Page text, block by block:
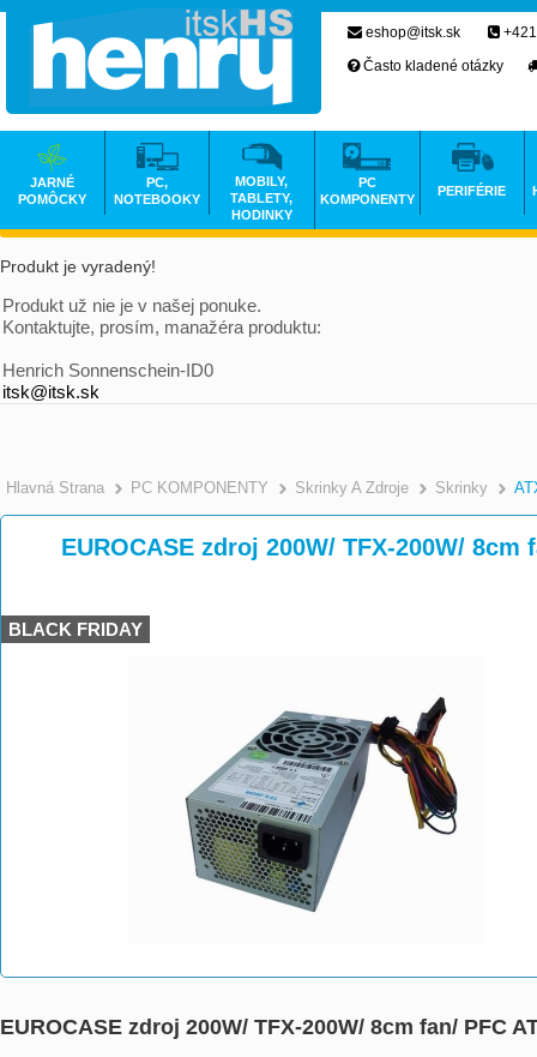
Produkt je vyradený!
Produkt už nie je v našej ponuke.
Kontaktujte, prosím, manažéra produktu:
Henrich Sonnenschein-ID0
itsk@itsk.sk
Hlavná Strana >
PC KOMPONENTY >
Skrinky A Zdroje Skrinky
EUROCASE zdroj 200W/ TFX-200W/ 8cm
BLACK FRIDAY
EUROCASE zdroj 200W/ TFX-200W/ 8cm fan/ PFC
eshop@itsk.sk
Často kladené otázky
JARNÉ
POMÔCKY
PC,
NOTEBOOKY
MOBILY,
TABLETY,
HODINKY
PC
KOMPONENTY
PERIFÉRIE